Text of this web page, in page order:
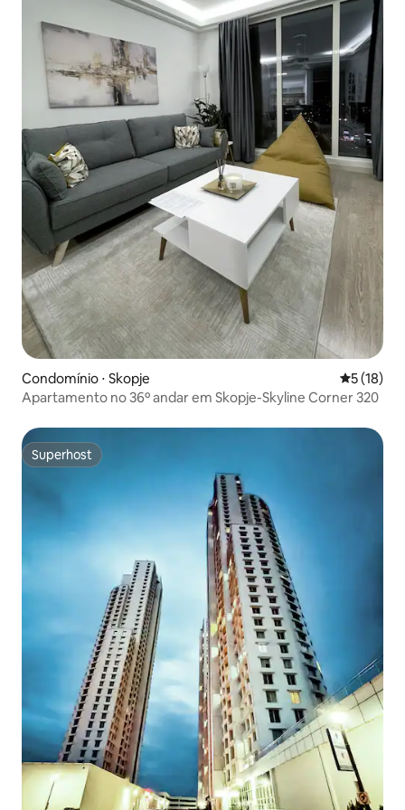
Condomínio ⋅ Skopje 5 de uma
5 (18)
Apartamento no 36º andar em Skopje-Skyline Corner 320
Superhost
Superhost